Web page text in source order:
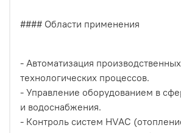
#### Области применения
- Автоматизация
технологических процессов.
- Управление оборудованием в
и водоснабжения.
- Контроль систем HVAC